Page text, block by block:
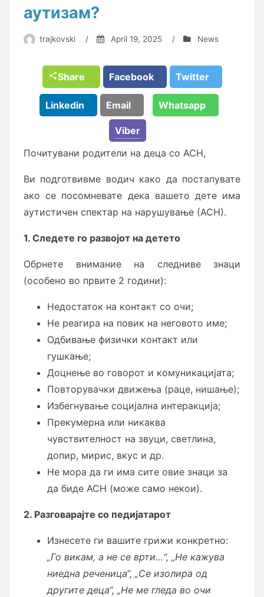
аутизам?
trajkovski / April 19, 2025 / News
Share Facebook Twitter
Linkedin Email Whatsapp
Viber
Почитувани родители на деца со АСН,
Ви подготвивме водич како да постапувате
ако се посомневате дека вашето дете има
аутистичен спектар на нарушување (АСН).
1. Следете го развојот на детето
Обрнете внимание на следниве знаци
(особено во првите 2 години):
Недостаток на контакт со очи;
Не реагира на повик на неговото име;
Одбивање физички контакт или
гушкање;
Доцнење во говорот и комуникацијата;
Повторувачки движења (раце, нишање);
Избегнување социјална интеракција;
Прекумерна или никаква
чувствителност на звуци, светлина,
допир, мирис, вкус и др.
Не мора да ги има сите овие знаци за
да биде АСН (може само некои).
2. Разговарајте со педијатарот
Изнесете ги вашите грижи конкретно:
„Го викам, а не се врти…“, „Не кажува
ниедна реченица“, „Се изолира од
другите деца“, „Не ме гледа во очи